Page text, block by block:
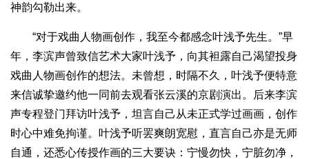
神韵勾勒出来。
“对于戏曲人物画创作，我至今都感念叶浅予先生。”早
年，李滨声曾致信艺术大家叶浅予，向其袒露自己渴望投身
戏曲人物画创作的想法。未曾想，时隔不久，叶浅予便特意
来信诚挚邀约他一同前去观看张云溪的京剧演出。后来李滨
声专程登门拜访叶浅予，坦言自己从未正式学过画画，创作
时心中难免拘谨。叶浅予听罢爽朗宽慰，直言自己亦是无师
自通，还悉心传授作画的三大要诀：宁慢勿快，宁脏勿净，